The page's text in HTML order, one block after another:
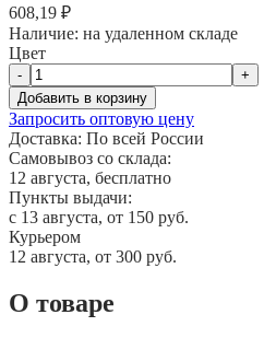
608,19 ₽
Наличие: на удаленном складе
Цвет
-
+
Добавить в корзину
Запросить оптовую цену
Доставка: По всей России
Самовывоз со склада:
12 августа, бесплатно
Пункты выдачи:
c 13 августа, от 150 руб.
Курьером
12 августа, от 300 руб.
О товаре